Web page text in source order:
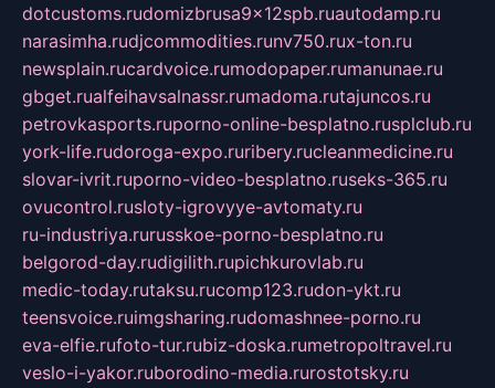
dotcustoms.rudomizbrusa9x12spb.ruautodamp.ru
narasimha.rudjcommodities.runv750.rux-ton.ru
newsplain.rucardvoice.rumodopaper.rumanunae.ru
gbget.rualfeihavsalnassr.rumadoma.rutajuncos.ru
petrovkasports.ruporno-online-besplatno.rusplclub.ru
york-life.rudoroga-expo.ruribery.rucleanmedicine.ru
slovar-ivrit.ruporno-video-besplatno.ruseks-365.ru
ovucontrol.rusloty-igrovyye-avtomaty.ru
ru-industriya.rurusskoe-porno-besplatno.ru
belgorod-day.rudigilith.rupichkurovlab.ru
medic-today.rutaksu.rucomp123.rudon-ykt.ru
teensvoice.ruimgsharing.rudomashnee-porno.ru
eva-elfie.rufoto-tur.rubiz-doska.rumetropoltravel.ru
veslo-i-yakor.ruborodino-media.rurostotsky.ru